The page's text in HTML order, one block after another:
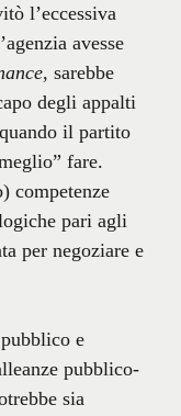
l’eccessiva
avesse
, sarebbe
degli appalti
il partito
fare.
competenze
pari agli
per negoziare e
e
pubblico-
sia